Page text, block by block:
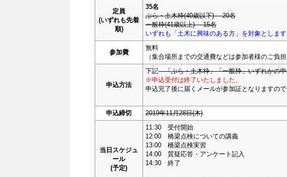
定員
(いずれも先着
順)
35名
ぶら・土木枠(40歳以下) 20名
一般枠(41歳以上) 15名
いずれも「土木に興味のある方」を対象とします
参加費
無料
（集合場所までの交通費などは参加者様のご負担
申込方法
下記「ぶら・土木枠」「一般枠」いずれかの
※申込受付は終了いたしました。
申込完了後に届くメールが参加証となりますの
申込締切 2019年11月28日(木)
当日スケジュ
ール
(予定)
11:30 受付開始
12:00 橋梁点検についての講義
13:00 橋梁点検実習
14:00 質疑応答・アンケート記入
14:30 終了